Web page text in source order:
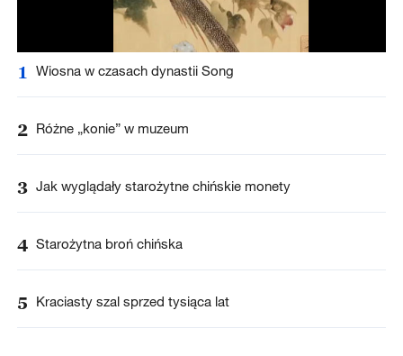
1 Wiosna w czasach dynastii Song
2 Różne „konie” w muzeum
3 Jak wyglądały starożytne chińskie monety
4 Starożytna broń chińska
5 Kraciasty szal sprzed tysiąca lat